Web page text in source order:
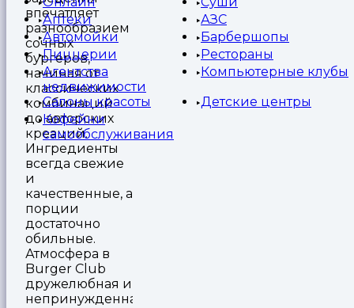
Аптеки
АЗС
Автомойки
Барбершопы
Пиццерии
Рестораны
Агентства
недвижимости
Компьютерные клубы
Салоны красоты
Детские центры
Кофейни
самообслуживания
впечатляет
разнообразием
сочных
бургеров,
начиная от
классических
комбинаций
до авторских
креаций.
Ингредиенты
всегда свежие
и
качественные, а
порции
достаточно
обильные.
Атмосфера в
Burger Club
дружелюбная и
непринужденная.